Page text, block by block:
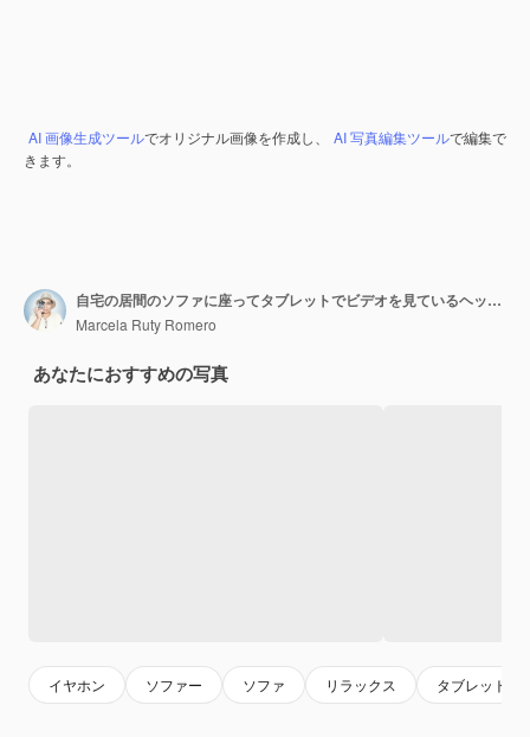
AI 画像生成ツールでオリジナル画像を作成し、 AI 写真編集ツールで編集で
きます。
自宅の居間のソファに座ってタブレットでビデオを見ているヘッドフォンでリラックスした男
Marcela Ruty Romero
あなたにおすすめの写真
イヤホン ソファー ソファ リラックス タブレット